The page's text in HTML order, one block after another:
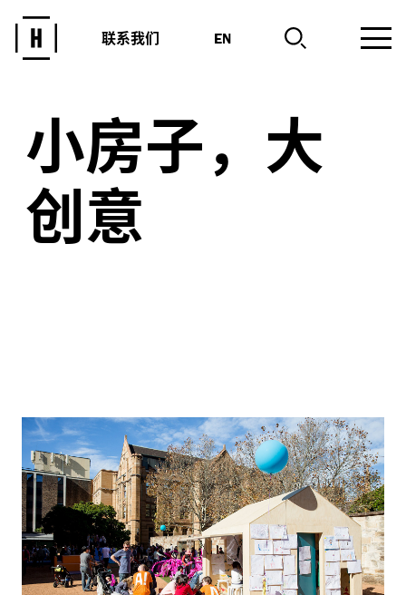
联系我们 EN
小房子，大
创意